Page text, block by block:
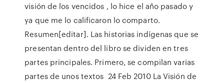
visión de los vencidos , lo hice el año pasado y
ya que me lo calificaron lo comparto.
Resumen[editar]. Las historias indígenas que se
presentan dentro del libro se dividen en tres
partes principales. Primero, se compilan varias
partes de unos textos 24 Feb 2010 La Visión de